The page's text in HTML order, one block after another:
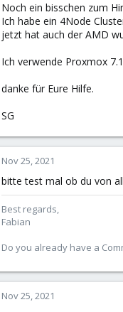
Noch ein bisschen zum
Ich habe ein 4Node
jetzt hat auch der AMD
Ich verwende Proxmox
danke für Eure Hilfe.
SG
Nov 25, 2021
bitte test mal ob du von
Best regards,
Fabian
Do you already have a
Nov 25, 2021